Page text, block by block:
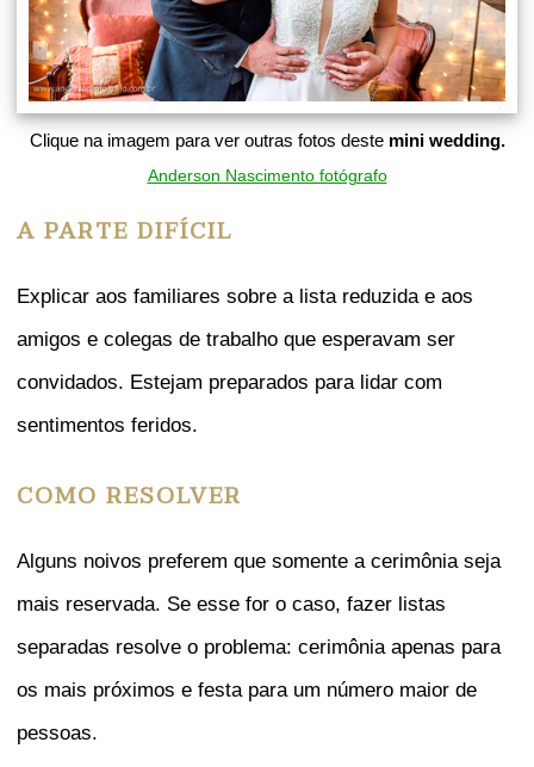
Clique na imagem para ver outras fotos deste mini wedding.
Anderson Nascimento fotógrafo
A PARTE DIFÍCIL
Explicar aos familiares sobre a lista reduzida e aos
amigos e colegas de trabalho que esperavam ser
convidados. Estejam preparados para lidar com
sentimentos feridos.
COMO RESOLVER
Alguns noivos preferem que somente a cerimônia seja
mais reservada. Se esse for o caso, fazer listas
separadas resolve o problema: cerimônia apenas para
os mais próximos e festa para um número maior de
pessoas.